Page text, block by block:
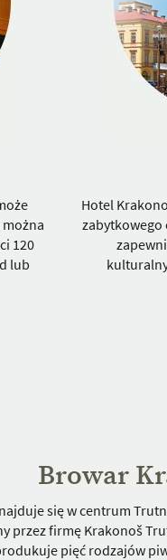
120
lub
Hotel
zabytkowego
Browar
się w centrum
przez firmę Krakonoš
pięć rodzajów